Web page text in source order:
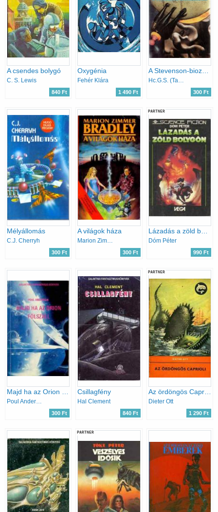
A csendes bolygó
C. S. Lewis
840 Ft
Oxygénia
Fehér Klára
1 490 Ft
A Stevenson-biozmagória
300 Ft
Mélyállomás
C.J. Cherryh
300 Ft
A világok háza
Marion Zimmer Bradley
300 Ft
PARTNER
Lázadás a zöld bolygón
Dóm Péter
990 Ft
300 Ft
Csillagfény
Hal Clement
840 Ft
PARTNER
Az ördöngös Caprioli (Delfin könyvek)
Dieter Ott
1 290 Ft
PARTNER